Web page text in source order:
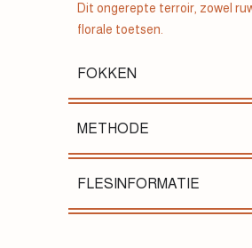
Dit ongerepte terroir, zowel
florale toetsen.
FOKKEN
METHODE
FLESINFORMATIE